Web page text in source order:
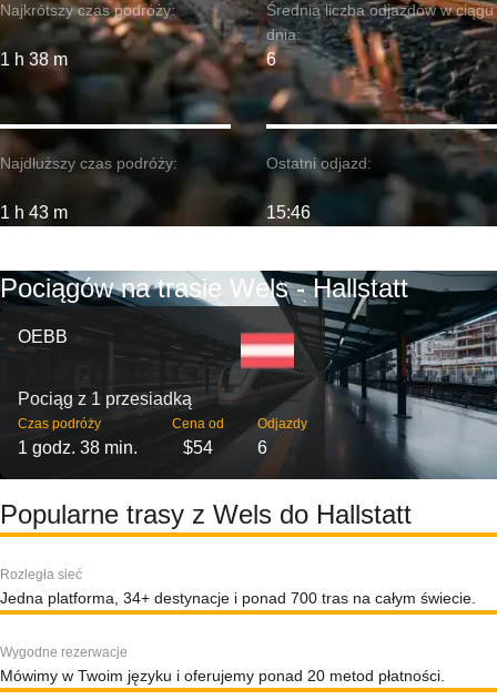
Najkrótszy czas podróży:
1 h 38 m
Najdłuższy czas podróży:
1 h 43 m
Średnia liczba odjazdów w ciągu
dnia:
6
Ostatni odjazd:
15:46
Pociągów na trasie Wels - Hallstatt
OEBB
Pociąg z 1 przesiadką
Czas podróży
1 godz. 38 min.
Cena od
$54
Odjazdy
6
Popularne trasy z Wels do Hallstatt
Rozległa sieć
Jedna platforma, 34+ destynacje i ponad 700 tras na całym świecie.
Wygodne rezerwacje
Mówimy w Twoim języku i oferujemy ponad 20 metod płatności.